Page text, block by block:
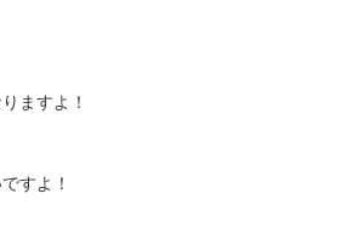
ますよ！
すよ！